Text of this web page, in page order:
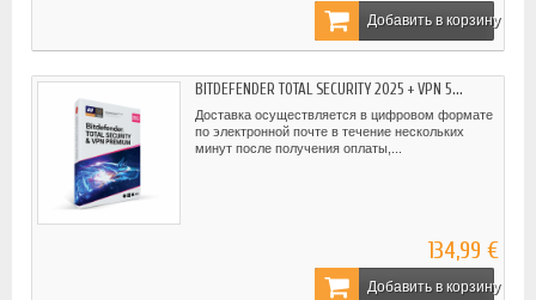
Добавить в корзину
BITDEFENDER TOTAL SECURITY 2025 + VPN 5...
Доставка осуществляется в цифровом формате
по электронной почте в течение нескольких
минут после получения оплаты,...
134,99 €
Добавить в корзину